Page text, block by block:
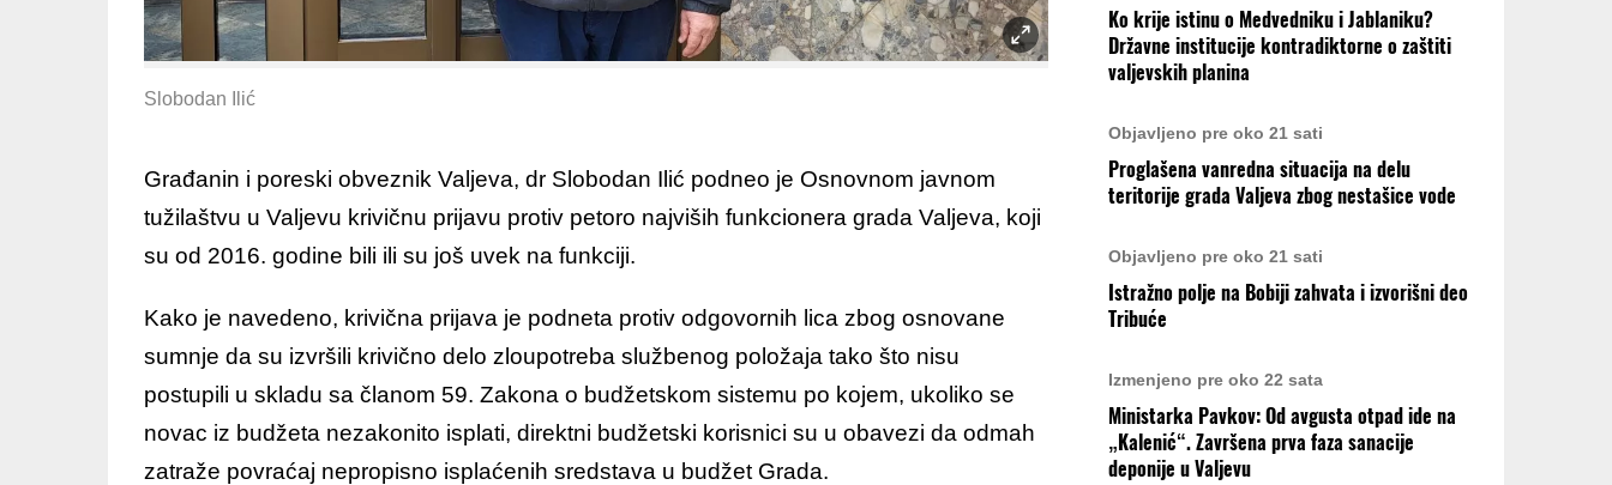
Slobodan Ilić
Građanin i poreski obveznik Valjeva, dr Slobodan Ilić podneo je Osnovnom javnom
tužilaštvu u Valjevu krivičnu prijavu protiv petoro najviših funkcionera grada Valjeva, koji
su od 2016. godine bili ili su još uvek na funkciji.
Kako je navedeno, krivična prijava je podneta protiv odgovornih lica zbog osnovane
sumnje da su izvršili krivično delo zloupotreba službenog položaja tako što nisu
postupili u skladu sa članom 59. Zakona o budžetskom sistemu po kojem, ukoliko se
novac iz budžeta nezakonito isplati, direktni budžetski korisnici su u obavezi da odmah
zatraže povraćaj nepropisno isplaćenih sredstava u budžet Grada.
Ko krije istinu o Medvedniku i Jablaniku?
Državne institucije kontradiktorne o zaštiti
valjevskih planina
Objavljeno pre oko 21 sati
Proglašena vanredna situacija na delu
teritorije grada Valjeva zbog nestašice vode
Objavljeno pre oko 21 sati
Istražno polje na Bobiji zahvata i izvorišni deo
Tribuće
Izmenjeno pre oko 22 sata
Ministarka Pavkov: Od avgusta otpad ide na
„Kalenić“. Završena prva faza sanacije
deponije u Valjevu